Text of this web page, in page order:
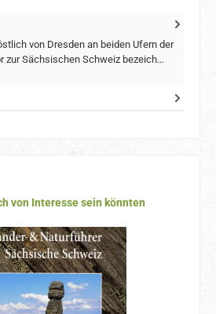
von Dresden an beiden Ufern der
zur Sächsischen Schweiz bezeich…
von Interesse sein könnten